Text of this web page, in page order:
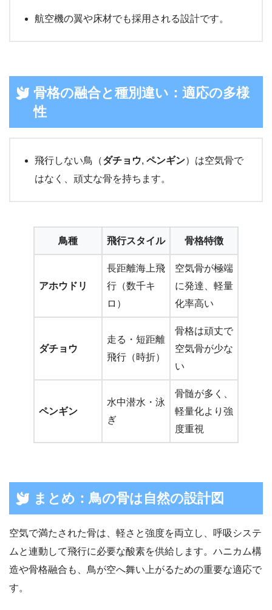
航空機の翼や床材でも採用される設計です。
骨格の融合と種別違い：適応の多様
性
飛行しない鳥（ダチョウ, ペンギン）は空気骨で
はなく、頑丈な骨を持ちます。
鳥種 飛行スタイル 骨格特徴
アホウドリ
長距離海上飛
行（数千キ
ロ）
空気骨が極端
に発達、軽量
化率高い
ダチョウ
走る・短距離
飛行（時折）
骨格は頑丈で
空気骨が少な
い
ペンギン
水中潜水・泳
ぎ
骨髄が多く、
軽量化より強
度重視
まとめ：鳥の骨は自然の設計図
空気で満たされた骨は、軽さと強度を両立し、呼吸システ
ムと連動して飛行に必要な酸素を供給します。ハニカム構
造や骨格融合も、鳥が空へ舞い上がるための重要な適応で
す。